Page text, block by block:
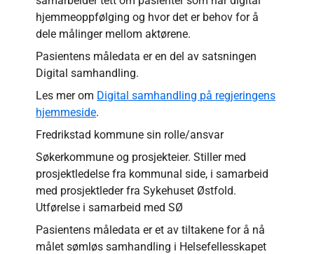
hjemmeoppfølging og hvor det er behov for å
dele målinger mellom aktørene.
Pasientens måledata er en del av satsningen
Digital samhandling.
Les mer om Digital samhandling på regjeringens
hjemmeside.
Fredrikstad kommune sin rolle/ansvar
Søkerkommune og prosjekteier. Stiller med
prosjektledelse fra kommunal side, i samarbeid
med prosjektleder fra Sykehuset Østfold.
Utførelse i samarbeid med SØ
Pasientens måledata er et av tiltakene for å nå
målet sømløs samhandling i Helsefellesskapet